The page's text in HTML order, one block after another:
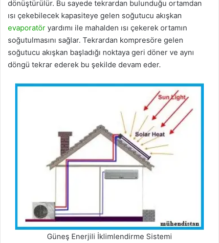
dönüştürülür. Bu sayede tekrardan bulunduğu ortamdan
ısı çekebilecek kapasiteye gelen soğutucu akışkan
evaporatör yardımı ile mahalden ısı çekerek ortamın
soğutulmasını sağlar. Tekrardan kompresöre gelen
soğutucu akışkan başladığı noktaya geri döner ve aynı
döngü tekrar ederek bu şekilde devam eder.
Güneş Enerjili İklimlendirme Sistemi